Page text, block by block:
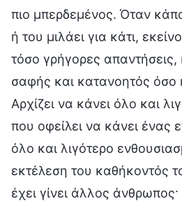
πιο μπερδεμένος. Όταν
ή του μιλάει για κάτι,
τόσο γρήγορες απαντήσεις,
σαφής και κατανοητός όσο
Αρχίζει να κάνει όλο και
που οφείλει να κάνει ένας
όλο και λιγότερο
εκτέλεση του καθήκοντός
έχει γίνει άλλος άνθρωπος·